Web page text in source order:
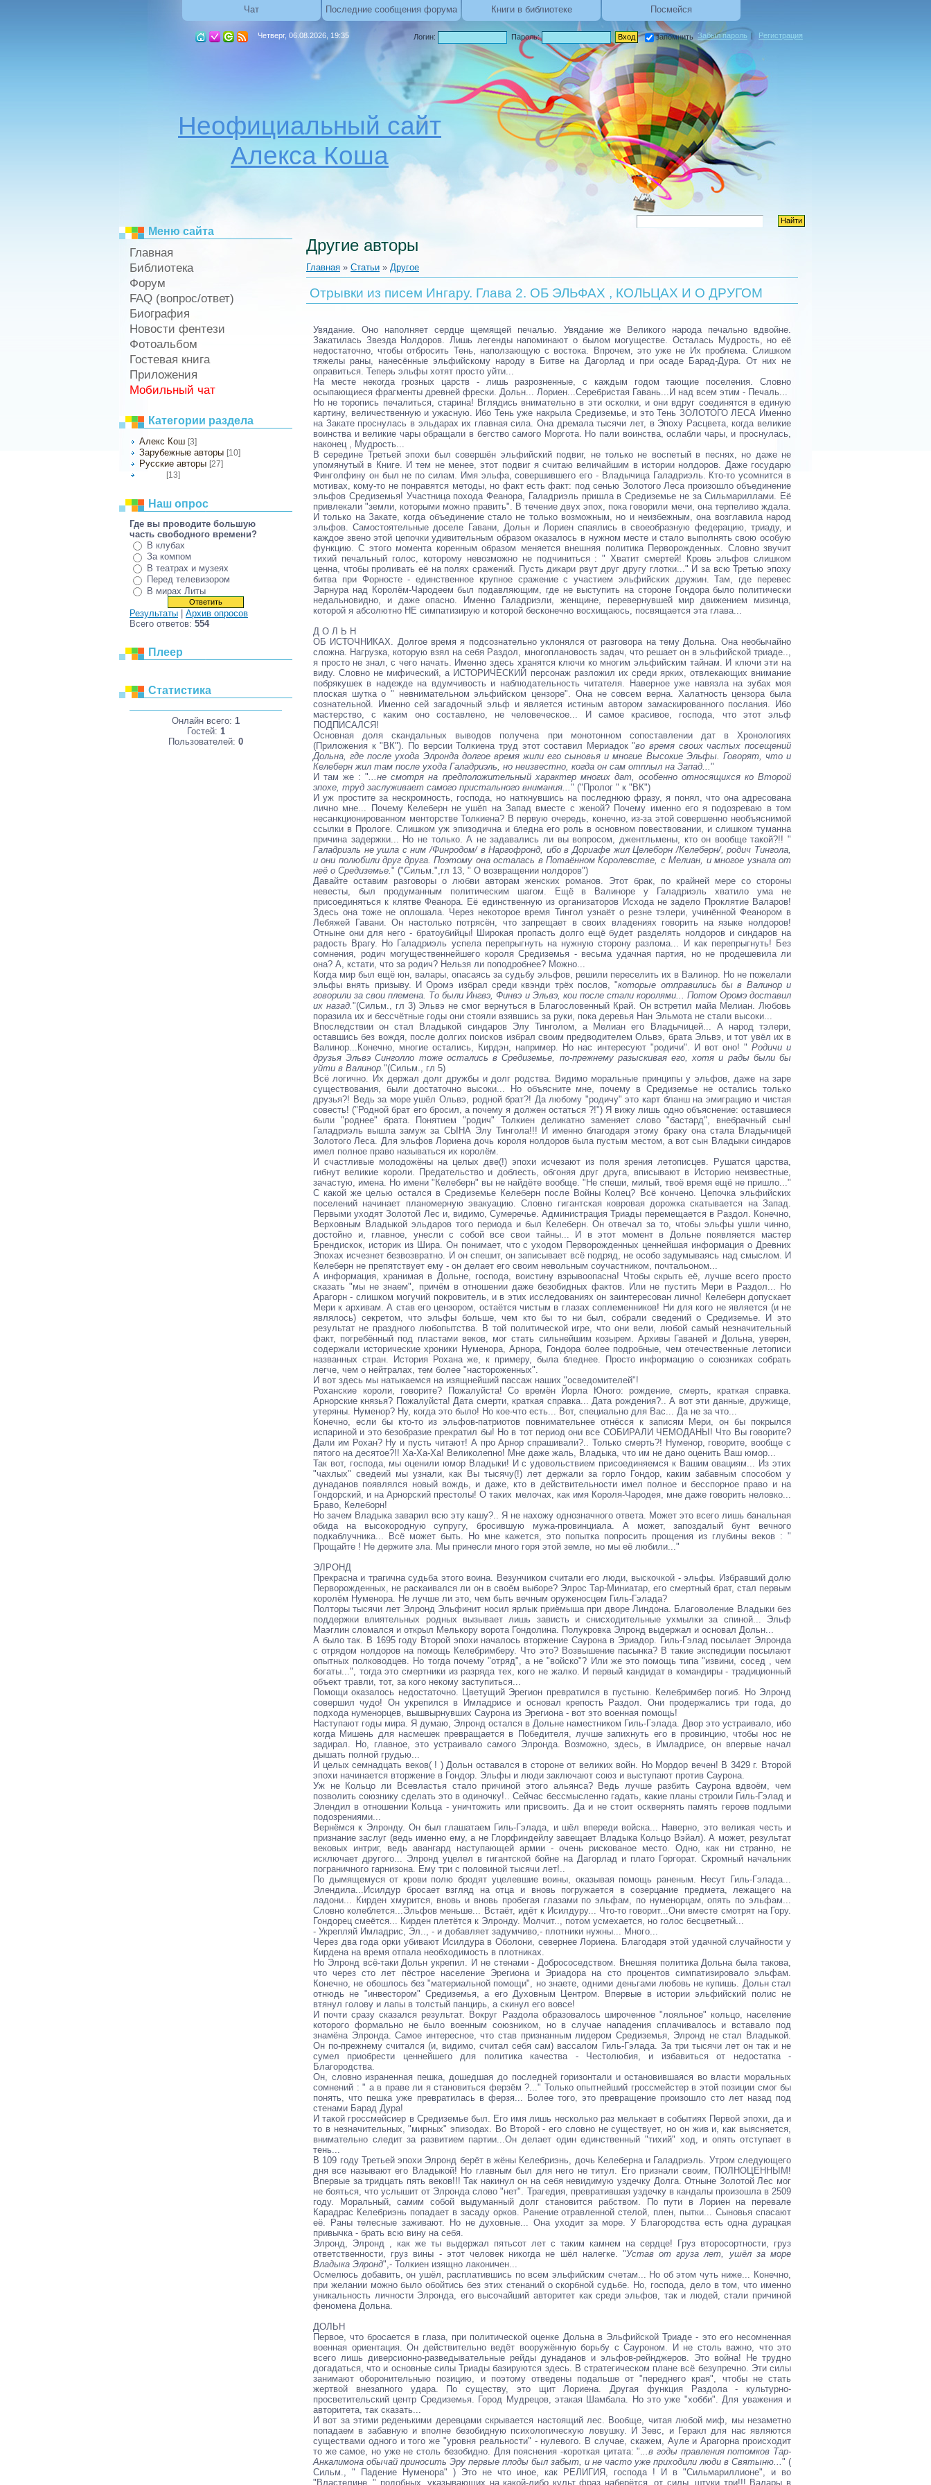
Чат Последние сообщения форума Книги в библиотеке Посмейся
Четверг, 06.08.2026, 19:35
Неофициальный сайт
Алекса Коша
Логин: Пароль: запомнить Забыл пароль | Регистрация
Меню сайта
Главная
Библиотека
Форум
FAQ (вопрос/ответ)
Биография
Новости фентези
Фотоальбом
Гостевая книга
Приложения
Мобильный чат
Категории раздела
Алекс Кош [3]
Зарубежные авторы [10]
Русские авторы [27]
[13]
Наш опрос
Где вы проводите большую
часть свободного времени?
В клубах
За компом
В театрах и музеях
Перед телевизором
В мирах Литы
Результаты
Архив опросов
Всего ответов: 554
Плеер
Статистика
Онлайн всего: 1
Гостей: 1
Пользователей: 0
Другие авторы
Главная » Статьи » Другое
Отрывки из писем Ингару. Глава 2. ОБ ЭЛЬФАХ , КОЛЬЦАХ И О ДРУГОМ
Увядание. Оно наполняет сердце щемящей печалью. Увядание же Великого народа печально вдвойне.
Закатилась Звезда Нолдоров. Лишь легенды напоминают о былом могуществе. Осталась Мудрость, но её
недостаточно, чтобы отбросить Тень, наползающую с востока. Впрочем, это уже не Их проблема. Слишком
тяжелы раны, нанесённые эльфийскому народу в Битве на Дагорлад и при осаде Барад-Дура. От них не
оправиться. Теперь эльфы хотят просто уйти...
На месте некогда грозных царств - лишь разрозненные, с каждым годом тающие поселения. Словно
осыпающиеся фрагменты древней фрески. Дольн... Лориен...Серебристая Гавань...И над всем этим - Печаль...
Но не торопись печалиться, старина! Вглядись внимательно в эти осколки, и они вдруг соединятся в единую
картину, величественную и ужасную. Ибо Тень уже накрыла Средиземье, и это Тень ЗОЛОТОГО ЛЕСА Именно
на Закате проснулась в эльдарах их главная сила. Она дремала тысячи лет, в Эпоху Расцвета, когда великие
воинства и великие чары обращали в бегство самого Моргота. Но пали воинства, ослабли чары, и проснулась,
наконец , Мудрость...
В середине Третьей эпохи был совершён эльфийский подвиг, не только не воспетый в песнях, но даже не
упомянутый в Книге. И тем не менее, этот подвиг я считаю величайшим в истории нолдоров. Даже государю
Финголфину он был не по силам. Имя эльфа, совершившего его - Владычица Галадриэль. Кто-то усомнится в
мотивах, кому-то не понравятся методы, но факт есть факт: под сенью Золотого Леса произошло объединение
эльфов Средиземья! Участница похода Феанора, Галадриэль пришла в Средиземье не за Сильмариллами. Её
привлекали "земли, которыми можно править". В течение двух эпох, пока говорили мечи, она терпеливо ждала.
И только на Закате, когда объединение стало не только возможным, но и неизбежным, она возглавила народ
эльфов. Самостоятельные доселе Гавани, Дольн и Лориен спаялись в своеобразную федерацию, триаду, и
каждое звено этой цепочки удивительным образом оказалось в нужном месте и стало выполнять свою особую
функцию. С этого момента коренным образом меняется внешняя политика Перворожденных. Словно звучит
тихий печальный голос, которому невозможно не подчиниться : " Хватит смертей! Кровь эльфов слишком
ценна, чтобы проливать её на полях сражений. Пусть дикари рвут друг другу глотки..." И за всю Третью эпоху
битва при Форносте - единственное крупное сражение с участием эльфийских дружин. Там, где перевес
Эарнура над Королём-Чародеем был подавляющим, где не выступить на стороне Гондора было политически
недальновидно, и даже опасно. Именно Галадриэли, женщине, перевернувшей мир движением мизинца,
которой я абсолютно НЕ симпатизирую и которой бесконечно восхищаюсь, посвящается эта глава...
Д О Л Ь Н
ОБ ИСТОЧНИКАХ. Долгое время я подсознательно уклонялся от разговора на тему Дольна. Она необычайно
сложна. Нагрузка, которую взял на себя Раздол, многоплановость задач, что решает он в эльфийской триаде..,
я просто не знал, с чего начать. Именно здесь хранятся ключи ко многим эльфийским тайнам. И ключи эти на
виду. Словно не мифический, а ИСТОРИЧЕСКИЙ персонаж разложил их среди ярких, отвлекающих внимание
побрякушек в надежде на вдумчивость и наблюдательность читателя. Наверное уже навязла на зубах моя
плоская шутка о " невнимательном эльфийском цензоре". Она не совсем верна. Халатность цензора была
сознательной. Именно сей загадочный эльф и является истиным автором замаскированного послания. Ибо
мастерство, с каким оно составлено, не человеческое... И самое красивое, господа, что этот эльф
ПОДПИСАЛСЯ!
Основная доля скандальных выводов получена при монотонном сопоставлении дат в Хронологиях
(Приложения к "ВК"). По версии Толкиена труд этот составил Мериадок "во время своих частых посещений
Дольна, где после ухода Элронда долгое время жили его сыновья и многие Высокие Эльфы. Говорят, что и
Келеберн жил там после ухода Галадриэль, но неизвестно, когда он сам отплыл на Запад..."
И там же : "...не смотря на предположительный характер многих дат, особенно относящихся ко Второй
эпохе, труд заслуживает самого пристального внимания..." ("Пролог " к "ВК")
И уж простите за нескромность, господа, но наткнувшись на последнюю фразу, я понял, что она адресована
лично мне... Почему Келеберн не ушёп на Запад вместе с женой? Почему именно его я подозреваю в том
несанкционированном менторстве Толкиена? В первую очередь, конечно, из-за этой совершенно необъяснимой
ссылки в Прологе. Слишком уж эпизодична и бледна его роль в основном повествовании, и слишком туманна
причина задержки... Но не только. А не задавались ли вы вопросом, джентльмены, кто он вообще такой?!! "
Галадриэль не ушла с ним /Финродом/ в Наргофронд, ибо в Дориафе жил Целеборн /Келеберн/, родич Тингола,
и они полюбили друг друга. Поэтому она осталась в Потаённом Королевстве, с Мелиан, и многое узнала от
неё о Средиземье." ("Сильм.",гл 13, " О возвращении нолдоров")
Давайте оставим разговоры о любви авторам женских романов. Этот брак, по крайней мере со стороны
невесты, был продуманным политическим шагом. Ещё в Валиноре у Галадриэль хватило ума не
присоединяться к клятве Феанора. Её единственную из организаторов Исхода не задело Проклятие Валаров!
Здесь она тоже не оплошала. Через некоторое время Тингол узнаёт о резне тэлери, учинённой Феанором в
Лебяжей Гавани. Он настолько потрясён, что запрещает в своих владениях говорить на языке нолдоров!
Отныне они для него - братоубийцы! Широкая пропасть долго ещё будет разделять нолдоров и синдаров на
радость Врагу. Но Галадриэль успела перепрыгнуть на нужную сторону разлома... И как перепрыгнуть! Без
сомнения, родич могущественнейшего короля Средиземья - весьма удачная партия, но не продешевила ли
она? А, кстати, что за родич? Нельзя ли поподробнее? Можно...
Когда мир был ещё юн, валары, опасаясь за судьбу эльфов, решили переселить их в Валинор. Но не пожелали
эльфы внять призыву. И Оромэ избрал среди квэнди трёх послов, "которые отправились бы в Валинор и
говорили за свои племена. То были Ингвэ, Финвэ и Эльвэ, кои после стали королями... Потом Оромэ доставил
их назад."(Сильм., гл 3) Эльвэ не смог вернуться в Благословенный Край. Он встретил майа Мелиан. Любовь
поразила их и бессчётные годы они стояли взявшись за руки, пока деревья Нан Эльмота не стали высоки...
Впоследствии он стал Владыкой синдаров Элу Тинголом, а Мелиан его Владычицей... А народ тэлери,
оставшись без вождя, после долгих поисков избрал своим предводителем Ольвэ, брата Эльвэ, и тот увёл их в
Валинор...Конечно, многие остались, Кирдэн, например. Но нас интересуют "родичи". И вот оно! " Родичи и
друзья Эльвэ Синголло тоже остались в Средиземье, по-прежнему разыскивая его, хотя и рады были бы
уйти в Валинор."(Сильм., гл 5)
Всё логично. Их держал долг дружбы и долг родства. Видимо моральные принципы у эльфов, даже на заре
существования, были достаточно высоки... Но объясните мне, почему в Средиземье не остались только
друзья?! Ведь за море ушёл Ольвэ, родной брат?! Да любому "родичу" это карт бланш на эмиграцию и чистая
совесть! ("Родной брат его бросил, а почему я должен остаться ?!") Я вижу лишь одно объяснение: оставшиеся
были "роднее" брата. Понятием "родич" Толкиен деликатно заменяет слово "бастард", внебрачный сын!
Галадриэль вышла замуж за СЫНА Элу Тингола!!! И именно благодаря этому браку она стала Владычицей
Золотого Леса. Для эльфов Лориена дочь короля нолдоров была пустым местом, а вот сын Владыки синдаров
имел полное право называться их королём.
И счастливые молодожёны на целых две(!) эпохи исчезают из поля зрения летописцев. Рушатся царства,
гибнут великие короли. Предательство и доблесть, обгоняя друг друга, вписывают в Историю неизвестные,
зачастую, имена. Но имени "Келеберн" вы не найдёте вообще. "Не спеши, милый, твоё время ещё не пришло..."
С какой же целью остался в Средиземье Келеберн после Войны Колец? Всё кончено. Цепочка эльфийских
поселений начинает планомерную эвакуацию. Словно гигантская ковровая дорожка скатывается на Запад.
Первыми уходят Золотой Лес и, видимо, Сумеречье. Администрация Триады перемещается в Раздол. Конечно,
Верховным Владыкой эльдаров того периода и был Келеберн. Он отвечал за то, чтобы эльфы ушли чинно,
достойно и, главное, унесли с собой все свои тайны... И в этот момент в Дольне появляется мастер
Брендискок, историк из Шира. Он понимает, что с уходом Перворожденных ценнейшая информация о Древних
Эпохах исчезнет безвозвратно. И он спешит, он записывает всё подряд, не особо задумываясь над смыслом. И
Келеберн не препятствует ему - он делает его своим невольным соучастником, почтальоном...
А информация, хранимая в Дольне, господа, воистину взрывоопасна! Чтобы скрыть её, лучше всего просто
сказать "мы не знаем", причём в отношении даже безобидных фактов. Или не пустить Мери в Раздол... Но
Арагорн - слишком могучий покровитель, и в этих исследованиях он заинтересован лично! Келеберн допускает
Мери к архивам. А став его цензором, остаётся чистым в глазах соплеменников! Ни для кого не является (и не
являлось) секретом, что эльфы больше, чем кто бы то ни был, собрали сведений о Средиземье. И это
результат не праздного любопытства. В той политической игре, что они вели, любой самый незначительный
факт, погребённый под пластами веков, мог стать сильнейшим козырем. Архивы Гаваней и Дольна, уверен,
содержали исторические хроники Нуменора, Арнора, Гондора более подробные, чем отечественные летописи
названных стран. История Рохана же, к примеру, была бледнее. Просто информацию о союзниках собрать
легче, чем о нейтралах, тем более "настороженных".
И вот здесь мы натыкаемся на изящнейший пассаж наших "осведомителей"!
Роханские короли, говорите? Пожалуйста! Со времён Йорла Юного: рождение, смерть, краткая справка.
Арнорские князья? Пожалуйста! Дата смерти, краткая справка... Дата рождения?.. А вот эти данные, дружище,
утеряны. Нуменор? Ну, когда это было! Но кое-что есть... Вот, специально для Вас... Да не за что...
Конечно, если бы кто-то из эльфов-патриотов повнимательнее отнёсся к записям Мери, он бы покрылся
испариной и это безобразие прекратил бы! Но в тот период они все СОБИРАЛИ ЧЕМОДАНЫ! Что Вы говорите?
Дали им Рохан? Ну и пусть читают! А про Арнор спрашивали?.. Только смерть?! Нуменор, говорите, вообще с
пятого на десятое?!! Ха-Ха-Ха! Великолепно! Мне даже жаль, Владыка, что им не дано оценить Ваш юмор...
Так вот, господа, мы оценили юмор Владыки! И с удовольствием присоединяемся к Вашим овациям... Из этих
"чахлых" сведеий мы узнали, как Вы тысячу(!) лет держали за горло Гондор, каким забавным способом у
дунаданов появлялся новый вождь, и даже, кто в действительности имел полное и бесспорное право и на
Гондорский, и на Арнорский престолы! О таких мелочах, как имя Короля-Чародея, мне даже говорить неловко...
Браво, Келеборн!
Но зачем Владыка заварил всю эту кашу?.. Я не нахожу однозначного ответа. Может это всего лишь банальная
обида на высокородную супругу, бросившую мужа-провинциала. А может, запоздалый бунт вечного
подкаблучника... Всё может быть. Но мне кажется, это попытка попросить прощения из глубины веков : "
Прощайте ! Не держите зла. Мы принесли много горя этой земле, но мы её любили..."
ЭЛРОНД
Прекрасна и трагична судьба этого воина. Везунчиком считали его люди, выскочкой - эльфы. Избравший долю
Перворожденных, не раскаивался ли он в своём выборе? Элрос Тар-Миниатар, его смертный брат, стал первым
королём Нуменора. Не лучше ли это, чем быть вечным оруженосцем Гиль-Гэлада?
Полторы тысячи лет Элронд Эльфинит носил ярлык приёмыша при дворе Линдона. Благоволение Владыки без
поддержки влиятельных родных вызывает лишь зависть и снисходительные ухмылки за спиной... Эльф
Маэглин сломался и открыл Мелькору ворота Гондолина. Полукровка Элронд выдержал и основал Дольн...
А было так. В 1695 году Второй эпохи началось вторжение Саурона в Эриадор. Гиль-Гэлад посылает Элронда
с отрядом нолдоров на помощь Келебримберу. Что это? Возвышение пасынка? В такие экспедиции посылают
опытных полководцев. Но тогда почему "отряд", а не "войско"? Или же это помощь типа "извини, сосед , чем
богаты...", тогда это смертники из разряда тех, кого не жалко. И первый кандидат в командиры - традиционный
объект травли, тот, за кого некому заступиться...
Помощи оказалось недостаточно. Цветущий Эрегион превратился в пустыню. Келебримбер погиб. Но Элронд
совершил чудо! Он укрепился в Имладрисе и основал крепость Раздол. Они продержались три года, до
подхода нуменорцев, вышвырнувших Саурона из Эрегиона - вот это военная помощь!
Наступают годы мира. Я думаю, Элронд остался в Дольне наместником Гиль-Гэлада. Двор это устраивало, ибо
когда Мишень для насмешек превращается в Победителя, лучше запихнуть его в провинцию, чтобы нос не
задирал. Но, главное, это устраивало самого Элронда. Возможно, здесь, в Имладрисе, он впервые начал
дышать полной грудью...
И целых семнадцать веков( ! ) Дольн оставался в стороне от великих войн. Но Мордор вечен! В 3429 г. Второй
эпохи начинается вторжение в Гондор. Эльфы и люди заключают союз и выступают против Саурона.
Уж не Кольцо ли Всевластья стало причиной этого альянса? Ведь лучше разбить Саурона вдвоём, чем
позволить союзнику сделать это в одиночку!.. Сейчас бессмысленно гадать, какие планы строили Гиль-Гэлад и
Элендил в отношении Кольца - уничтожить или присвоить. Да и не стоит осквернять память героев подлыми
подозрениями...
Вернёмся к Элронду. Он был глашатаем Гиль-Гэлада, и шёл впереди войска... Наверно, это великая честь и
признание заслуг (ведь именно ему, а не Глорфиндейлу завещает Владыка Кольцо Вэйал). А может, результат
вековых интриг, ведь авангард наступающей армии - очень рискованое место. Одно, как ни странно, не
исключает другого... Элронд уцелел в гигантской бойне на Дагорлад и плато Горгорат. Скромный начальник
пограничного гарнизона. Ему три с половиной тысячи лет!..
По дымящемуся от крови полю бродят уцелевшие воины, оказывая помощь раненым. Несут Гиль-Гэлада...
Элендила...Исилдур бросает взгляд на отца и вновь погружается в созерцание предмета, лежащего на
ладони... Кирден хмурится, вновь и вновь пробегая глазами по эльфам, по нуменорцам, опять по эльфам...
Словно колеблется...Эльфов меньше... Встаёт, идёт к Исилдуру... Что-то говорит...Они вместе смотрят на Гору.
Гондорец смеётся... Кирден плетётся к Элронду. Молчит.., потом усмехается, но голос бесцветный...
- Укрепляй Имладрис, Эл.., - и добавляет задумчиво,- плотники нужны... Много...
Через два года орки убивают Исилдура в Оболони, севернее Лориена. Благодаря этой удачной случайности у
Кирдена на время отпала необходимость в плотниках.
Но Элронд всё-таки Дольн укрепил. И не стенами - Добрососедством. Внешняя политика Дольна была такова,
что через сто лет пёстрое население Эрегиона и Эриадора на сто процентов симпатизировало эльфам.
Конечно, не обошлось без "материальной помощи", но знаете, одними деньгами любовь не купишь. Дольн стал
отнюдь не "инвестором" Средиземья, а его Духовным Центром. Впервые в истории эльфийский полис не
втянул голову и лапы в толстый панцирь, а скинул его вовсе!
И почти сразу сказался результат. Вокруг Раздола образовалось широченное "лояльное" кольцо, население
которого формально не было военным союзником, но в случае нападения сплачивалось и вставало под
знамёна Элронда. Самое интересное, что став признанным лидером Средиземья, Элронд не стал Владыкой.
Он по-прежнему считался (и, видимо, считал себя сам) вассалом Гиль-Гэлада. За три тысячи лет он так и не
сумел приобрести ценнейшего для политика качества - Честолюбия, и избавиться от недостатка -
Благородства.
Он, словно израненная пешка, дошедшая до последней горизонтали и остановившаяся во власти моральных
сомнений : " а в праве ли я становиться ферзём ?..." Только опытнейший гроссмейстер в этой позиции смог бы
понять, что пешка уже превратилась в ферзя... Более того, это превращение произошло сто лет назад под
стенами Барад Дура!
И такой гроссмейсиер в Средиземье был. Его имя лишь несколько раз мелькает в событиях Первой эпохи, да и
то в незначительных, "мирных" эпизодах. Во Второй - его словно не существует, но он жив и, как выясняется,
внимательно следит за развитием партии...Он делает один единственный "тихий" ход, и опять отступает в
тень...
В 109 году Третьей эпохи Элронд берёт в жёны Келебриэнь, дочь Келеберна и Галадриэль. Утром следующего
дня все называют его Владыкой! Но главным был для него не титул. Его признали своим, ПОЛНОЦЕННЫМ!
Впервые за тридцать пять веков!!! Так накинул он на себя невидимую уздечку Долга. Отныне Золотой Лес мог
не бояться, что услышит от Элронда слово "нет". Трагедия, превратившая уздечку в кандалы произошла в 2509
году. Моральный, самим собой выдуманный долг становится рабством. По пути в Лориен на перевале
Карадрас Келебриэнь попадает в засаду орков. Ранение отравленной стелой, плен, пытки... Сыновья спасают
её. Раны телесные заживают. Но не духовные... Она уходит за море. У Благородства есть одна дурацкая
привычка - брать всю вину на себя.
Элронд, Элронд , как же ты выдержал пятьсот лет с таким камнем на сердце! Груз второсортности, груз
ответственности, груз вины - этот человек никогда не шёл налегке. "Устав от груза лет, ушёл за море
Владыка Элронд",- Толкиен изящно лаконичен...
Осмелюсь добавить, он ушёл, расплатившись по всем эльфийским счетам... Но об этом чуть ниже... Конечно,
при желании можно было обойтись без этих стенаний о скорбной судьбе. Но, господа, дело в том, что именно
уникальность личности Элронда, его высочайший авторитет как среди эльфов, так и людей, стали причиной
феномена Дольна.
ДОЛЬН
Первое, что бросается в глаза, при политической оценке Дольна в Эльфийской Триаде - это его несомненная
военная ориентация. Он действительно ведёт вооружённую борьбу с Сауроном. И не столь важно, что это
всего лишь диверсионно-разведывательные рейды дунаданов и эльфов-рейнджеров. Это война! Не трудно
догадаться, что и основные силы Триады базируются здесь. В стратегическом плане всё безупречно. Эти силы
занимают оборонительныю позицию, и поэтому отведены подальше от "переднего края", чтобы не стать
жертвой внезапного удара. По существу, это щит Лориена. Другая функция Раздола - культурно-
просветительский центр Средиземья. Город Мудрецов, этакая Шамбала. Но это уже "хобби". Для уважения и
авторитета, так сказать...
И вот за этими реденькими деревцами скрывается настоящий лес. Вообще, читая любой миф, мы незаметно
попадаем в забавную и вполне безобидную психологическую ловушку. И Зевс, и Геракл для нас являются
существами одного и того же "уровня реальности" - нулевого. В случае, скажем, Ауле и Арагорна происходит
то же самое, но уже не столь безобидно. Для пояснения -короткая цитата: "...в годы правления потомков Тар-
Анкалимона обычай приносить Эру первые плоды был забыт, и не часто уже приходили люди в Святыню..." (
Сильм., " Падение Нуменора" ) Это не что иное, как РЕЛИГИЯ, господа ! И в "Сильмариллионе", и во
"Властелине.." подобных, указывающих на какой-либо культ фраз наберётся, от силы, штуки три!!! Валары в